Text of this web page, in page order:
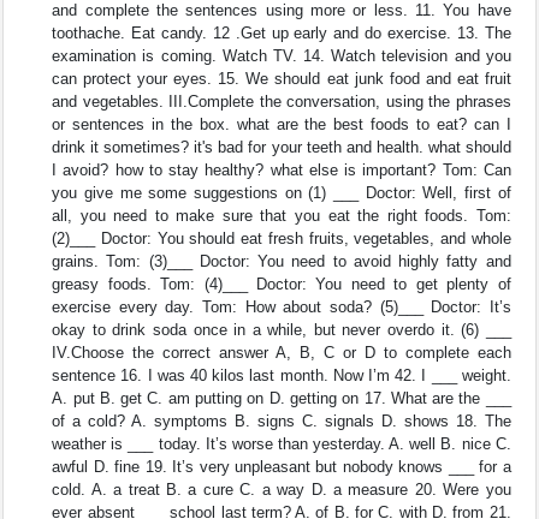
and complete the sentences using more or less. 11. You have
toothache. Eat candy. 12 .Get up early and do exercise. 13. The
examination is coming. Watch TV. 14. Watch television and you
can protect your eyes. 15. We should eat junk food and eat fruit
and vegetables. III.Complete the conversation, using the phrases
or sentences in the box. what are the best foods to eat? can I
drink it sometimes? it's bad for your teeth and health. what should
I avoid? how to stay healthy? what else is important? Tom: Can
you give me some suggestions on (1) ___ Doctor: Well, first of
all, you need to make sure that you eat the right foods. Tom:
(2)___ Doctor: You should eat fresh fruits, vegetables, and whole
grains. Tom: (3)___ Doctor: You need to avoid highly fatty and
greasy foods. Tom: (4)___ Doctor: You need to get plenty of
exercise every day. Tom: How about soda? (5)___ Doctor: It’s
okay to drink soda once in a while, but never overdo it. (6) ___
IV.Choose the correct answer A, B, C or D to complete each
sentence 16. I was 40 kilos last month. Now I’m 42. I ___ weight.
A. put B. get C. am putting on D. getting on 17. What are the ___
of a cold? A. symptoms B. signs C. signals D. shows 18. The
weather is ___ today. It’s worse than yesterday. A. well B. nice C.
awful D. fine 19. It’s very unpleasant but nobody knows ___ for a
cold. A. a treat B. a cure C. a way D. a measure 20. Were you
ever absent ___ school last term? A. of B. for C. with D. from 21.